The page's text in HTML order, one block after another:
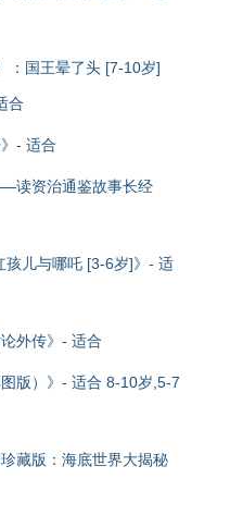
：国王晕了头 [7-10岁]
合
- 适合
读资治通鉴故事长经
孩儿与哪吒 [3-6岁]》- 适
外传》- 适合
版）》- 适合 8-10岁,5-7
藏版：海底世界大揭秘